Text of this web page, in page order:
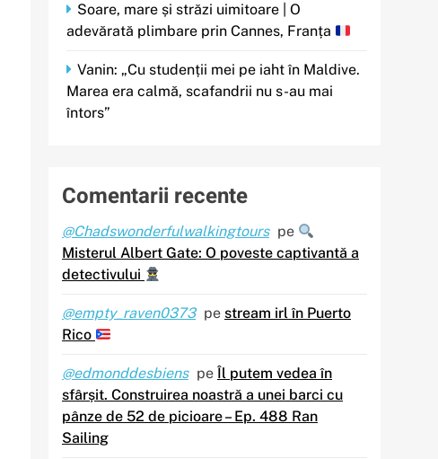
Soare, mare și străzi uimitoare | O
adevărată plimbare prin Cannes, Franța
Vanin: „Cu studenții mei pe iaht în Maldive.
Marea era calmă, scafandrii nu s-au mai
întors”
Comentarii recente
@Chadswonderfulwalkingtours pe
Misterul Albert Gate: O poveste captivantă a
detectivului
@empty_raven0373 pe stream irl în Puerto
Rico
@edmonddesbiens pe Îl putem vedea în
sfârșit. Construirea noastră a unei barci cu
pânze de 52 de picioare – Ep. 488 Ran
Sailing